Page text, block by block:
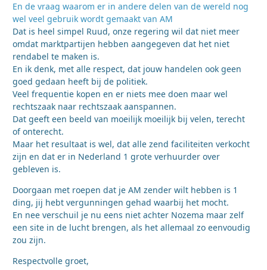
En de vraag waarom er in andere delen van de wereld nog
wel veel gebruik wordt gemaakt van AM
Dat is heel simpel Ruud, onze regering wil dat niet meer
omdat marktpartijen hebben aangegeven dat het niet
rendabel te maken is.
En ik denk, met alle respect, dat jouw handelen ook geen
goed gedaan heeft bij de politiek.
Veel frequentie kopen en er niets mee doen maar wel
rechtszaak naar rechtszaak aanspannen.
Dat geeft een beeld van moeilijk moeilijk bij velen, terecht
of onterecht.
Maar het resultaat is wel, dat alle zend faciliteiten verkocht
zijn en dat er in Nederland 1 grote verhuurder over
gebleven is.
Doorgaan met roepen dat je AM zender wilt hebben is 1
ding, jij hebt vergunningen gehad waarbij het mocht.
En nee verschuil je nu eens niet achter Nozema maar zelf
een site in de lucht brengen, als het allemaal zo eenvoudig
zou zijn.
Respectvolle groet,